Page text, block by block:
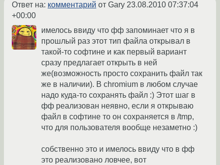
Ответ на: комментарий от Gary 23.08.2010 07:37:04
+00:00
имелось ввиду что фф запоминает что я в
прошлый раз этот тип файла открывал в
такой-то софтине и как первый вариант
сразу предлагает открыть в ней
же(возможность просто сохранить файл так
же в наличии). В chromium в любом случае
надо куда-то сохранять файл :) Этот шаг в
фф реализован неявно, если я открываю
файл в софтине то он сохраняется в /tmp,
что для пользователя вообще незаметно :)
собственно это и имелось ввиду что в фф
это реализовано ловчее, вот